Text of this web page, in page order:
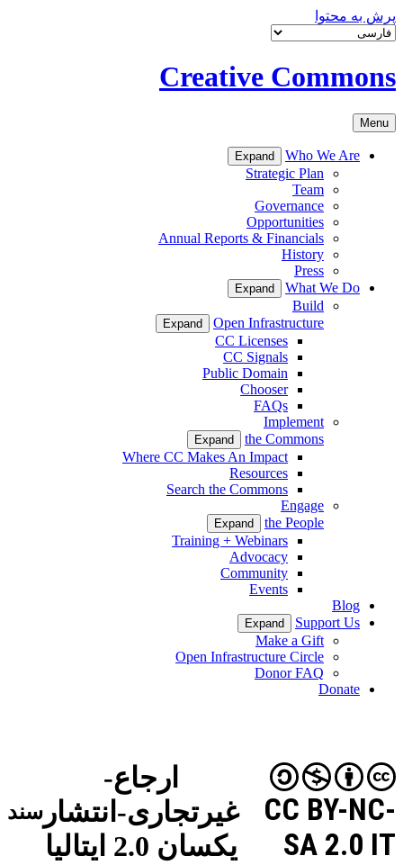
پرش به محتوا
Creative Commons
Menu
Who We Are
Expand
Strategic Plan
Team
Governance
Opportunities
Annual Reports & Financials
History
Press
What We Do
Expand
Build
Open Infrastructure
Expand
CC Licenses
CC Signals
Public Domain
Chooser
FAQs
Implement
the Commons
Expand
Where CC Makes An Impact
Resources
Search the Commons
Engage
the People
Expand
Training + Webinars
Advocacy
Community
Events
Blog
Support Us
Expand
Make a Gift
Open Infrastructure Circle
Donor FAQ
Donate
ارجاع-
غیرتجاری-انتشار
یکسان 2.0 ایتالیا
CC BY-NC-
SA 2.0 IT
سند